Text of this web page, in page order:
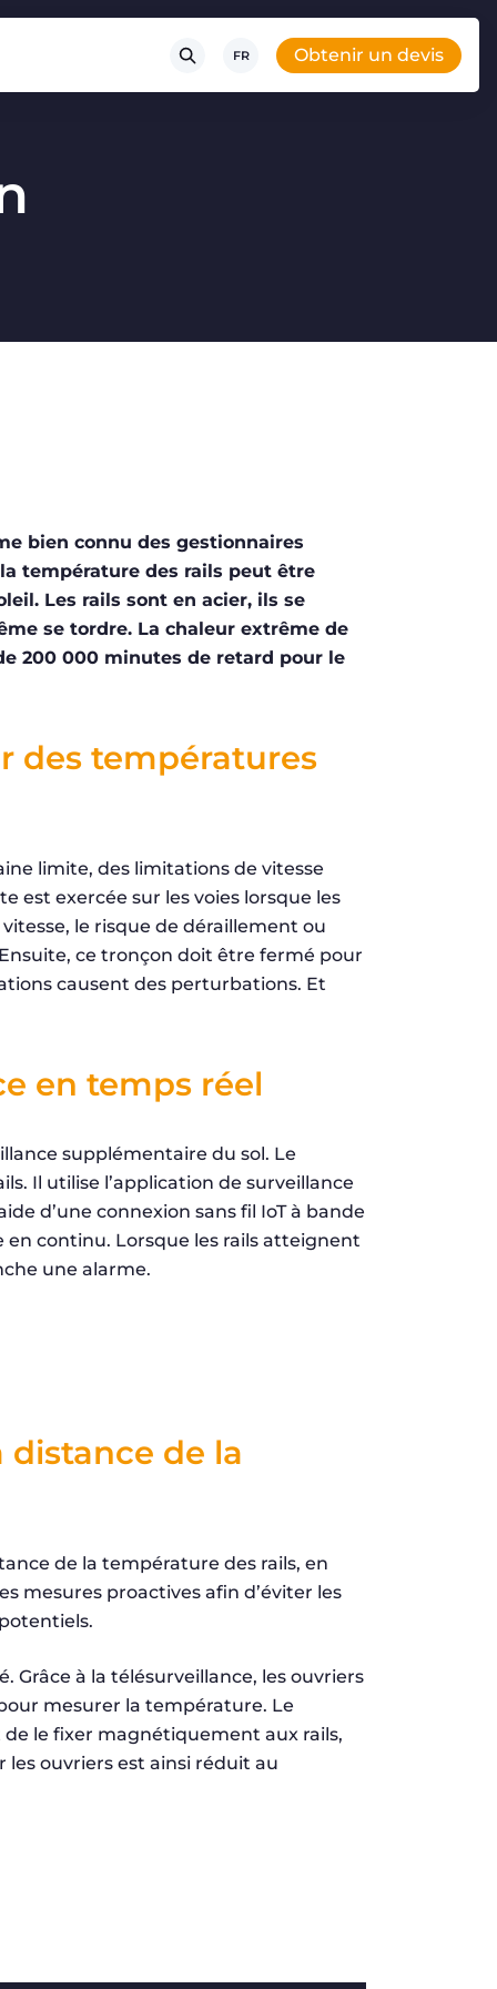
FR Obtenir un devis
bien connu des gestionnaires
température des rails peut être
Les rails sont en acier, ils se
se tordre. La chaleur extrême de
200 000 minutes de retard pour le
des températures
limite, des limitations de vitesse
est exercée sur les voies lorsque les
le risque de déraillement ou
ce tronçon doit être fermé pour
causent des perturbations. Et
en temps réel
supplémentaire du sol. Le
Il utilise l’application de surveillance
d’une connexion sans fil IoT à bande
en continu. Lorsque les rails atteignent
une alarme.
distance de la
de la température des rails, en
mesures proactives afin d’éviter les
Grâce à la télésurveillance, les ouvriers
mesurer la température. Le
le fixer magnétiquement aux rails,
les ouvriers est ainsi réduit au